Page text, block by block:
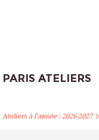
PARIS ATELIERS
Ateliers à l’année : 2026-2027>